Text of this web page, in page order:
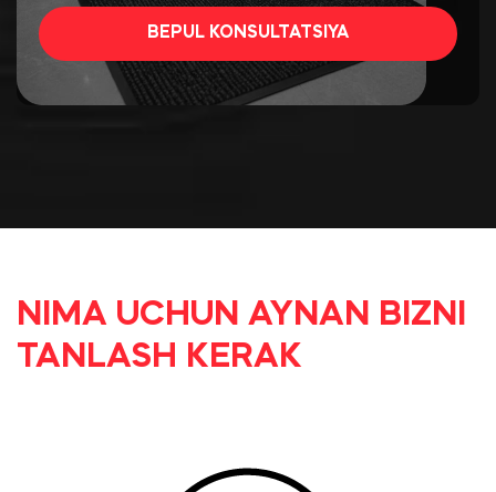
BEPUL KONSULTATSIYA
NIMA UCHUN AYNAN BIZNI
TANLASH KERAK